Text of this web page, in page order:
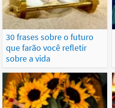
30 frases sobre o futuro
que farão você refletir
sobre a vida